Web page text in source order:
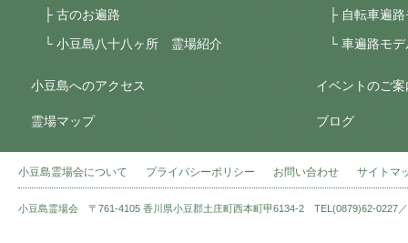
古のお遍路
小豆島八十八ヶ所 霊場紹介
小豆島へのアクセス
霊場マップ
自転車遍
車遍路モ
イベントのご案
ブログ
小豆島霊場会について プライバシーポリシー お問い合わせ サイトマ
小豆島霊場会 〒761-4105 香川県小豆郡土庄町西本町甲6134-2 TEL(0879)62-0227／